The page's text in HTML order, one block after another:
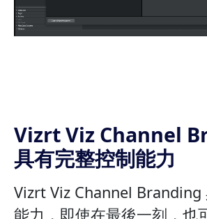
Vizrt Viz Channel
具有完整控制能力
Vizrt Viz Channel Branding
能力，即使在最後一刻，也